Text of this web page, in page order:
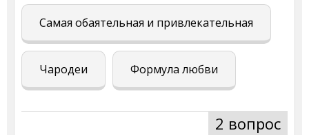
Самая обаятельная и привлекательная
Чародеи Формула любви
2 вопрос